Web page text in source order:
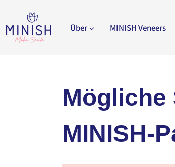
Über MINISH Veneers
Mögliche
MINISH-